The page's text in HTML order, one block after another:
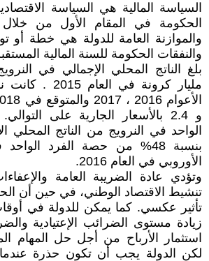
السياسة المالية هي السياسة
الحكومة في المقام الأول من خلال
والموازنة العامة للدولة هي خطة أو
والنفقات الحكومة للسنة المالية
مليار كرونة في
و 2.4 بالأسعار الجارية على
الواحد في النرويج من الناتج المحلي
بنسبة 48% من حصة الفرد
الأوروبي في العام 2016.
وتؤدي عادة الضريبة العامة
تنشيط الاقتصاد الوطني، في حين أن
تأثير عكسي. كما يمكن للدولة في
زيادة مستوى الضرائب الإعتيادية
استثمار الأرباح من أجل حل المهام
لكن الدولة يجب أن تكون حذرة